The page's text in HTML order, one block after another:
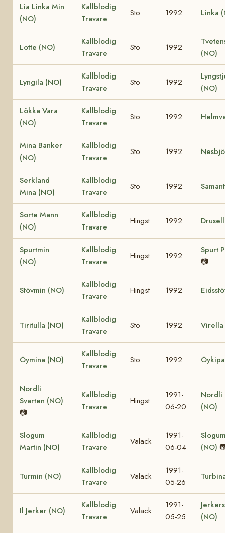
Lia Linka Min
(NO)
Kallblodig
Travare
Sto 1992 Linka
Lotte (NO)
Kallblodig
Travare
Sto 1992
(NO)
Lyngila (NO)
Kallblodig
Travare
Sto 1992
(NO)
Lökka Vara
(NO)
Kallblodig
Travare
Sto 1992
Mina Banker
(NO)
Kallblodig
Travare
Sto 1992
Serkland
Mina (NO)
Kallblodig
Travare
Sto 1992
Sorte Mann
(NO)
Kallblodig
Travare
Hingst 1992
Spurtmin
(NO)
Kallblodig
Travare
Hingst 1992
Spurt
📷
Stövmin (NO)
Kallblodig
Travare
Hingst 1992
Tiritulla (NO)
Kallblodig
Travare
Sto 1992 Virella
Öymina (NO)
Kallblodig
Travare
Sto 1992
Nordli
Svarten (NO)
📷
Kallblodig
Travare
Hingst
1991-
06-20
Nordli
(NO)
Slogum
Martin (NO)
Kallblodig
Travare
Valack
1991-
06-04
(NO)
Turmin (NO)
Kallblodig
Travare
Valack
1991-
05-26
Il Jerker (NO)
Kallblodig
Travare
Valack
1991-
05-25
(NO)